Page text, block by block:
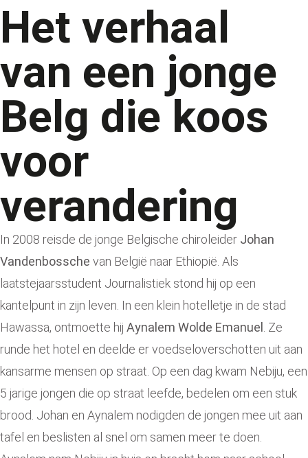
Het verhaal
van een jonge
Belg die koos
voor
verandering
In 2008 reisde de jonge Belgische chiroleider Johan
Vandenbossche van België naar Ethiopië. Als
laatstejaarsstudent Journalistiek stond hij op een
kantelpunt in zijn leven. In een klein hotelletje in de stad
Hawassa, ontmoette hij Aynalem Wolde Emanuel . Ze
runde het hotel en deelde er voedseloverschotten uit aan
kansarme mensen op straat. Op een dag kwam Nebiju, een
5 jarige jongen die op straat leefde, bedelen om een stuk
brood. Johan en Aynalem nodigden de jongen mee uit aan
tafel en beslisten al snel om samen meer te doen.